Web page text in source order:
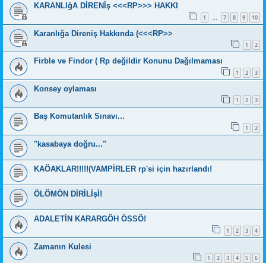
KARANLIğA DİRENİş <<<RP>>> HAKKI
1 7 8 9 10
Karanlığa Direniş Hakkında (<<<RP>>
1 2
Firble ve Findor ( Rp değildir Konunu Dağılmaması
1 2 3
Konsey oylaması
1 2 3
Baş Komutanlık Sınavı...
1 2
"kasabaya doğru..."
KAÖAKLAR!!!!!(VAMPİRLER rp'si için hazırlandı!
ÖLÖMÖN DİRİLİşİ!
ADALETİN KARARGÖH ÖSSÖ!
1 2 3 4
Zamanın Kulesi
1 2 3 4 5 6